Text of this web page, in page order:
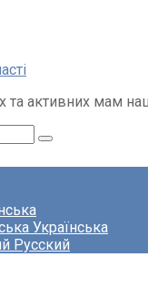
та активних мам
Українська
Русский